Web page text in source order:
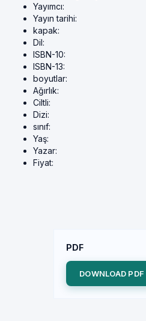
Yayımcı:
Yayın tarihi:
kapak:
Dil:
ISBN-10:
ISBN-13:
boyutlar:
Ağırlık:
Ciltli:
Dizi:
sınıf:
Yaş:
Yazar:
Fiyat:
PDF
DOWNLOAD PDF